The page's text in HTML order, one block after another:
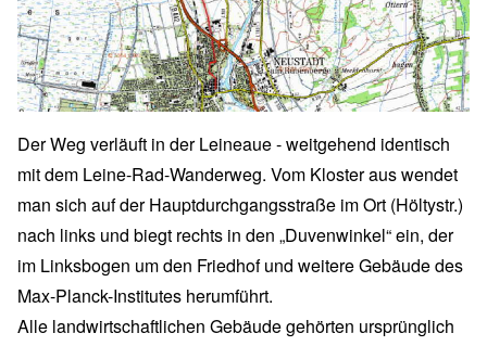
Der Weg verläuft in der Leineaue - weitgehend identisch
mit dem Leine-Rad-Wanderweg. Vom Kloster aus wendet
man sich auf der Hauptdurchgangsstraße im Ort (Höltystr.)
nach links und biegt rechts in den „Duvenwinkel“ ein, der
im Linksbogen um den Friedhof und weitere Gebäude des
Max-Planck-Institutes herumführt.
Alle landwirtschaftlichen Gebäude gehörten ursprünglich